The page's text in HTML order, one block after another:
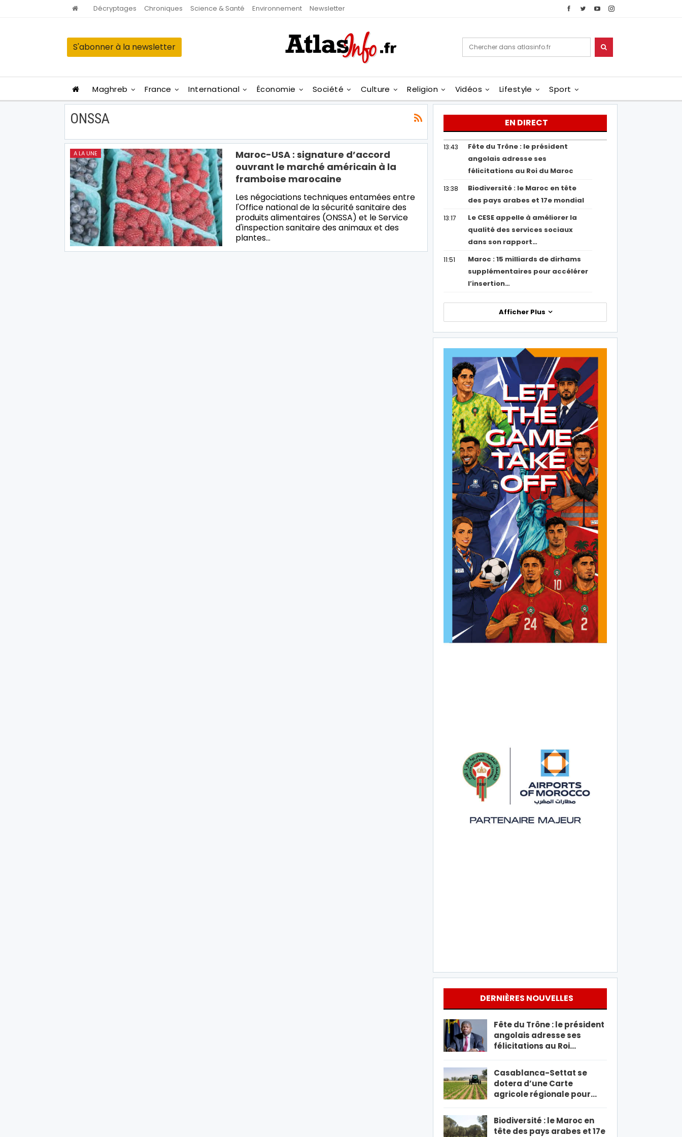
Décryptages Chroniques Science & Santé Environnement Newsletter
S'abonner à la newsletter
Maghreb France International Économie Société Culture Religion Vidéos Lifestyle Sport
ONSSA
A LA UNE
Maroc-USA : signature d’accord
ouvrant le marché américain à la
framboise marocaine
Les négociations techniques entamées entre
l'Office national de la sécurité sanitaire des
produits alimentaires (ONSSA) et le Service
d'inspection sanitaire des animaux et des
plantes…
EN DIRECT
13:43
Fête du Trône : le président
angolais adresse ses
félicitations au Roi du Maroc
13:38
Biodiversité : le Maroc en tête
des pays arabes et 17e mondial
13:17
Le CESE appelle à améliorer la
qualité des services sociaux
dans son rapport…
11:51
Maroc : 15 milliards de dirhams
supplémentaires pour accélérer
l’insertion…
Afficher Plus
DERNIÈRES NOUVELLES
Fête du Trône : le président
angolais adresse ses
félicitations au Roi…
Casablanca-Settat se
dotera d’une Carte
agricole régionale pour…
Biodiversité : le Maroc en
tête des pays arabes et 17e